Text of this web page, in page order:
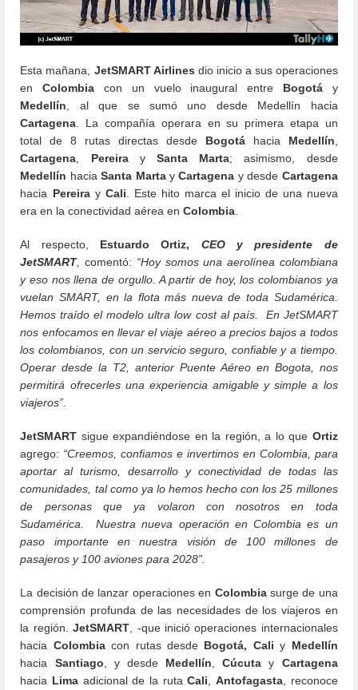
Esta mañana, JetSMART Airlines dio inicio a sus operaciones
enColombia con un vuelo inaugural entre Bogotáy
Medellín , al que se sumó uno desde Medellín hacia
Cartagena . La compañía operara en su primera etapa un
total de 8 rutas directas desde Bogotáhacia Medellín
Cartagena
Pereiray Santa Marta; asimismo, desde
Medellín haciaSanta MartayCartagena y desde Cartagena
hacia Pereiray Cali . Este hito marca el inicio de una nueva
era en la conectividad aérea enColombia
Al respecto, Estuardo Ortiz, CEO y presidente de
JetSMART, comentó: “Hoy somos una aerolínea colombiana
y eso nos llena de orgullo. A partir de hoy, los colombianos ya
vuelan SMART, en la flota más nueva de toda Sudamérica.
Hemos traído el modelo ultra low cost al país. En JetSMART
nos enfocamos en llevar el viaje aéreo a precios bajos a todos
los colombianos, con un servicio seguro, confiable y a tiempo.
Operar desde la T2, anterior Puente Aéreo en Bogota, nos
permitirá ofrecerles una experiencia amigable y simple a los
viajeros”.
JetSMART sigue expandiéndose en la región, a lo que Ortiz
agrego: “Creemos, confiamos e invertimos en Colombia, para
aportar al turismo, desarrollo y conectividad de todas las
comunidades, tal como ya lo hemos hecho con los 25 millones
de personas que ya volaron con nosotros en toda
Sudamérica. Nuestra nueva operación en Colombia es un
paso importante en nuestra visión de 100 millones de
pasajeros y 100 aviones para 2028”.
La decisión de lanzar operaciones en Colombiasurge de una
comprensión profunda de las necesidades de los viajeros en
la región.JetSMART , -que inició operaciones internacionales
hacia Colombiacon rutas desde Bogotá, Caliy Medellín
hacia Santiago , y desde Medellín ,Cúcuta y Cartagena
hacia Lima adicional de la rutaCali Antofagasta, reconoce